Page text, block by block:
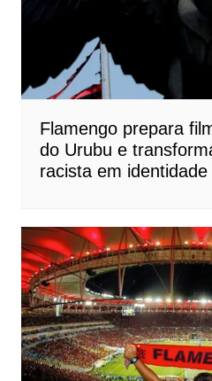
Flamengo prepara
do Urubu e
racista em